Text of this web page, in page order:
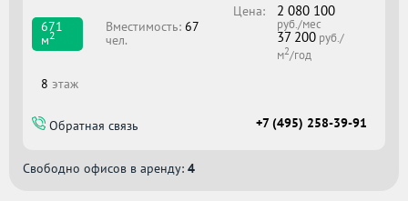
671
м2
Вместимоcть: 67
чел.
Цена: 2 080 100
руб./мес
37 200руб./
м2/год
8 этаж
Обратная связь +7 (495) 258-39-91
Свободно офисов в аренду: 4